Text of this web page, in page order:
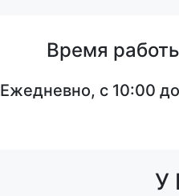
Время
Ежедневно, с 10:00
У